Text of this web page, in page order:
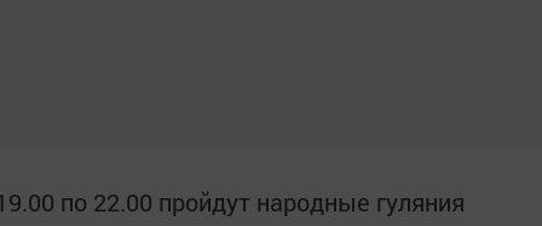
по 22.00 пройдут народные гуляния